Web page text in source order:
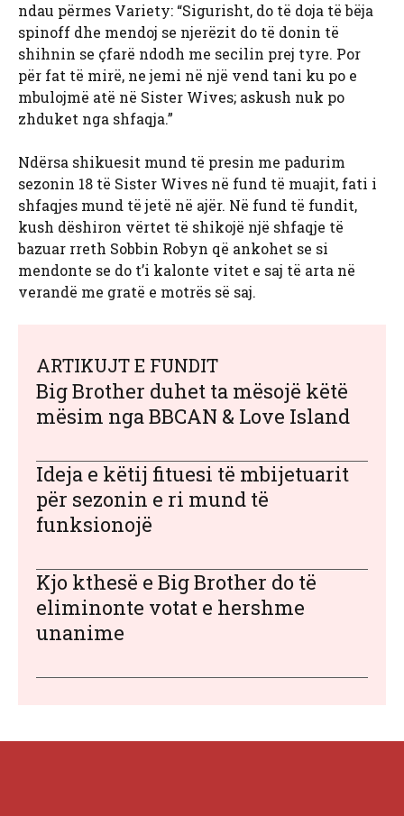
ndau përmes Variety: “Sigurisht, do të doja të bëja
spinoff dhe mendoj se njerëzit do të donin të
shihnin se çfarë ndodh me secilin prej tyre. Por
për fat të mirë, ne jemi në një vend tani ku po e
mbulojmë atë në Sister Wives; askush nuk po
zhduket nga shfaqja.”
Ndërsa shikuesit mund të presin me padurim
sezonin 18 të Sister Wives në fund të muajit, fati i
shfaqjes mund të jetë në ajër. Në fund të fundit,
kush dëshiron vërtet të shikojë një shfaqje të
bazuar rreth Sobbin Robyn që ankohet se si
mendonte se do t’i kalonte vitet e saj të arta në
verandë me gratë e motrës së saj.
ARTIKUJT E FUNDIT
Big Brother duhet ta mësojë këtë
mësim nga BBCAN & Love Island
Ideja e këtij fituesi të mbijetuarit
për sezonin e ri mund të
funksionojë
Kjo kthesë e Big Brother do të
eliminonte votat e hershme
unanime